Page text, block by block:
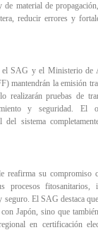
de material de
reducir errores y
el SAG y el Ministerio de
mantendrán la emisión
realizarán pruebas de
y seguridad. El
del sistema
reafirma su compromiso
procesos fitosanitarios,
seguro. El SAG destaca
Japón, sino que
en certificación